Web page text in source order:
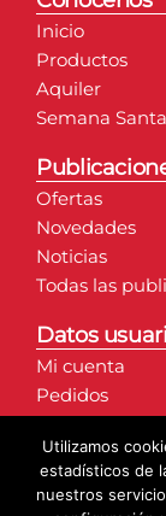
Inicio
Productos
Aquiler
Semana Santa
Ofertas
Novedades
Noticias
Todas las
Datos
Mi cuenta
Pedidos
Detalles de la
Utilizamos
estadísticos de
nuestros